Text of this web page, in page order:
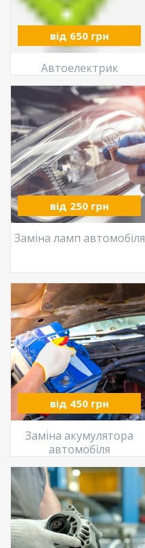
від 650 грн
Автоелектрик
від 250 грн
Заміна ламп автомобіля
від 450 грн
Заміна акумулятора
автомобіля